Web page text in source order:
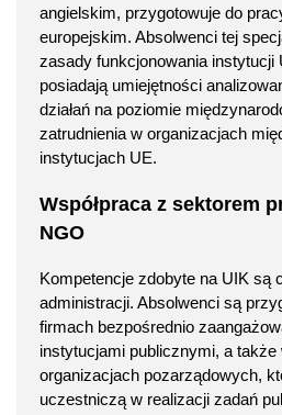
angielskim, przygotowuje do
europejskim. Absolwenci tej
zasady funkcjonowania instytucji
posiadają umiejętności
działań na poziomie
zatrudnienia w organizacjach
instytucjach UE.
Współpraca z sektorem
NGO
Kompetencje zdobyte na UIK są
administracji. Absolwenci są
firmach bezpośrednio
instytucjami publicznymi, a także
organizacjach pozarządowych,
uczestniczą w realizacji zadań